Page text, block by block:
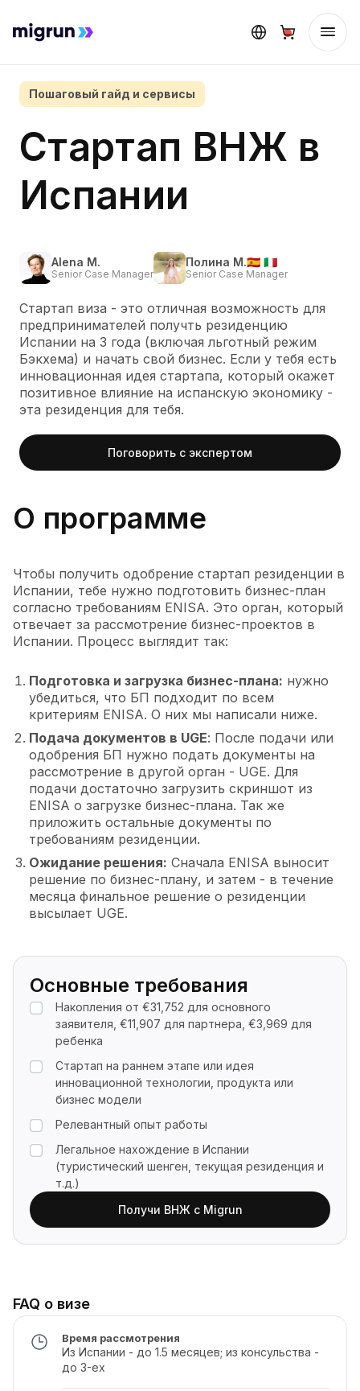
Пошаговый гайд и сервисы
Стартап ВНЖ в
Испании
Alena M.
Senior Case Manager
Полина М.🇪🇸 🇮🇹
Senior Case Manager
Стартап виза - это отличная возможность для
предпринимателей получть резиденцию
Испании на 3 года (включая льготный режим
Бэкхема) и начать свой бизнес. Если у тебя есть
инновационная идея стартапа, который окажет
позитивное влияние на испанскую экономику -
эта резиденция для тебя.
Поговорить с экспертом
О программе
Чтобы получить одобрение стартап резиденции в
Испании, тебе нужно подготовить бизнес-план
согласно требованиям ENISA. Это орган, который
отвечает за рассмотрение бизнес-проектов в
Испании. Процесс выглядит так:
Подготовка и загрузка бизнес-плана: нужно
убедиться, что БП подходит по всем
критериям ENISA. О них мы написали ниже.
Подача документов в UGE: После подачи или
одобрения БП нужно подать документы на
рассмотрение в другой орган - UGE. Для
подачи достаточно загрузить скриншот из
ENISA о загрузке бизнес-плана. Так же
приложить остальные документы по
требованиям резиденции.
Ожидание решения: Сначала ENISA выносит
решение по бизнес-плану, и затем - в течение
месяца финальное решение о резиденции
высылает UGE.
Основные требования
Накопления от €31,752 для основного
заявителя, €11,907 для партнера, €3,969 для
ребенка
Стартап на раннем этапе или идея
инновационной технологии, продукта или
бизнес модели
Релевантный опыт работы
Легальное нахождение в Испании
(туристический шенген, текущая резиденция и
т.д.)
Получи ВНЖ с Migrun
FAQ о визе
Время рассмотрения
Из Испании - до 1.5 месяцев; из консульства -
до 3-ех